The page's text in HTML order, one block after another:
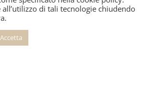
all’utilizzo di tali tecnologie chiudendo
Accetta